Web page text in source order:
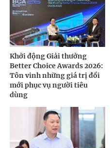
Khởi động Giải thưởng
Better Choice Awards 2026:
Tôn vinh những giá trị đổi
mới phục vụ người tiêu
dùng